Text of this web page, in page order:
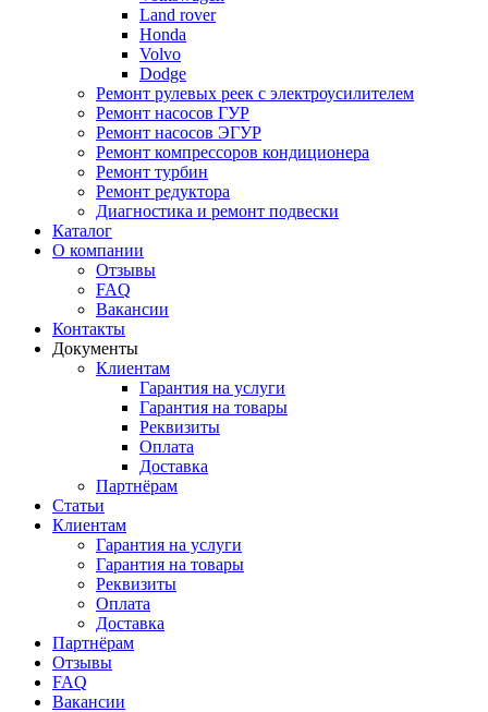
Land rover
Honda
Volvo
Dodge
Ремонт рулевых реек с электроусилителем
Ремонт насосов ГУР
Ремонт насосов ЭГУР
Ремонт компрессоров кондиционера
Ремонт турбин
Ремонт редуктора
Диагностика и ремонт подвески
Каталог
О компании
Отзывы
FAQ
Вакансии
Контакты
Документы
Клиентам
Гарантия на услуги
Гарантия на товары
Реквизиты
Оплата
Доставка
Партнёрам
Статьи
Клиентам
Гарантия на услуги
Гарантия на товары
Реквизиты
Оплата
Доставка
Партнёрам
Отзывы
FAQ
Вакансии